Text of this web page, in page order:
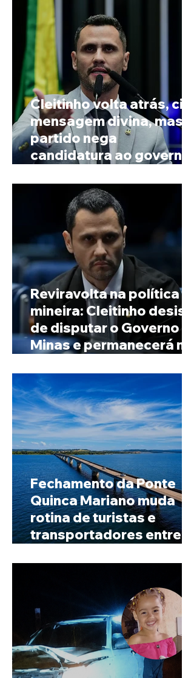
Cleitinho volta atrás, cita
mensagem divina, mas
partido nega
candidatura ao governo
Reviravolta na política
mineira: Cleitinho desiste
de disputar o Governo de
Minas e permanecerá no
Fechamento da Ponte
Quinca Mariano muda
rotina de turistas e
transportadores entre